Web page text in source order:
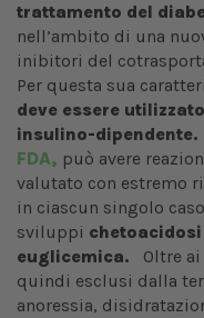
trattamento del
nell’ambito di una
inibitori del
Per questa sua
deve essere
insulino-dipendente.
FDA, può avere
valutato con estremo
in ciascun singolo
sviluppi chetoacidosi
euglicemica.
Oltre
quindi esclusi dalla
anoressia,